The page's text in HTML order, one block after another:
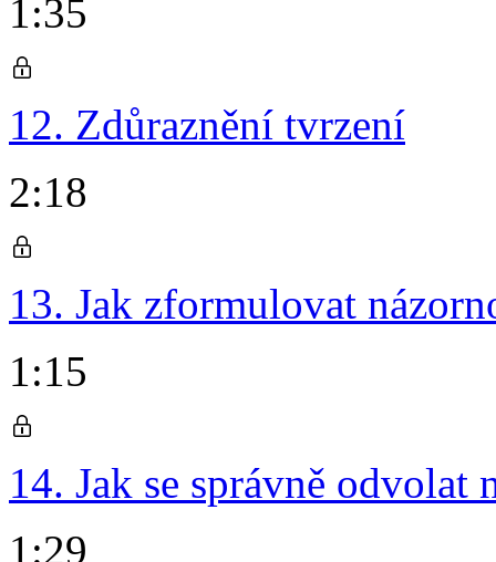
1:35
12. Zdůraznění tvrzení
2:18
13. Jak zformulovat
1:15
14. Jak se správně odvolat
1:29